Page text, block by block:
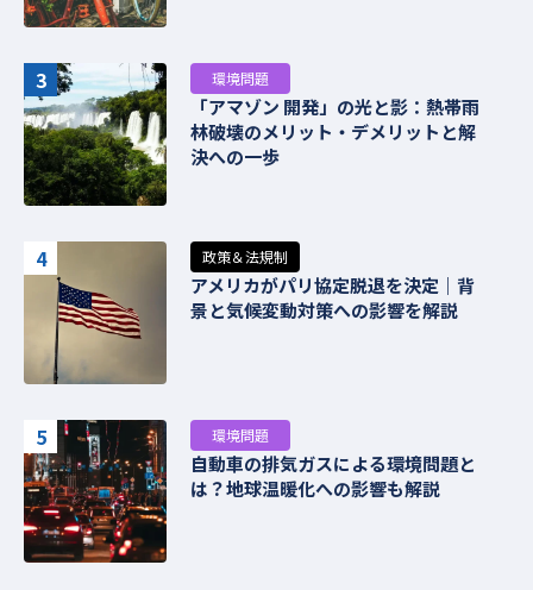
3 環境問題
「アマゾン 開発」の光と影：熱帯雨
林破壊のメリット・デメリットと解
決への一歩
4 政策＆法規制
アメリカがパリ協定脱退を決定｜背
景と気候変動対策への影響を解説
5 環境問題
自動車の排気ガスによる環境問題と
は？地球温暖化への影響も解説